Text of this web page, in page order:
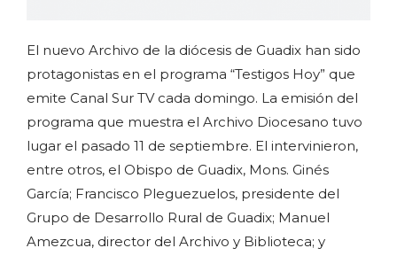
El nuevo Archivo de la diócesis de Guadix han sido
protagonistas en el programa “Testigos Hoy” que
emite Canal Sur TV cada domingo. La emisión del
programa que muestra el Archivo Diocesano tuvo
lugar el pasado 11 de septiembre. El intervinieron,
entre otros, el Obispo de Guadix, Mons. Ginés
García; Francisco Pleguezuelos, presidente del
Grupo de Desarrollo Rural de Guadix; Manuel
Amezcua, director del Archivo y Biblioteca; y